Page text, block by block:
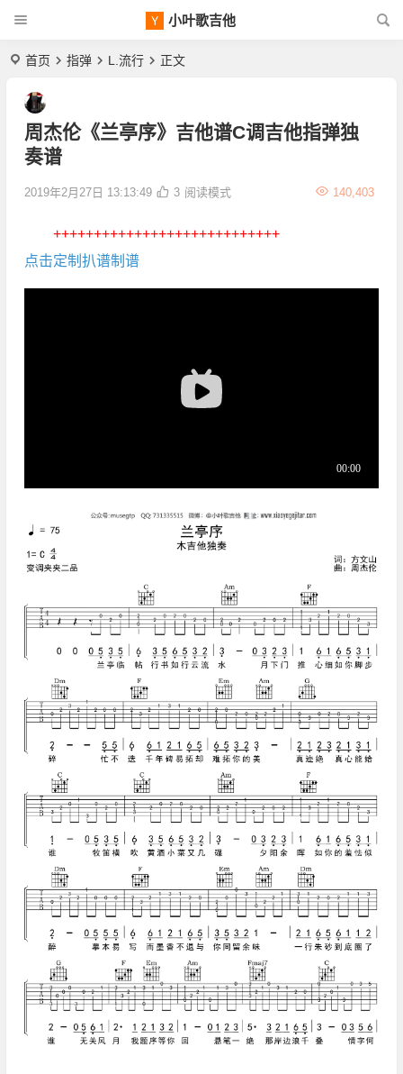
小叶歌吉他
首页 指弹 L.流行 正文
周杰伦《兰亭序》吉他谱C调吉他指弹独
奏谱
2019年2月27日 13:13:49 140,403
3 阅读模式
++++++++++++++++++++++++++++
点击定制扒谱制谱